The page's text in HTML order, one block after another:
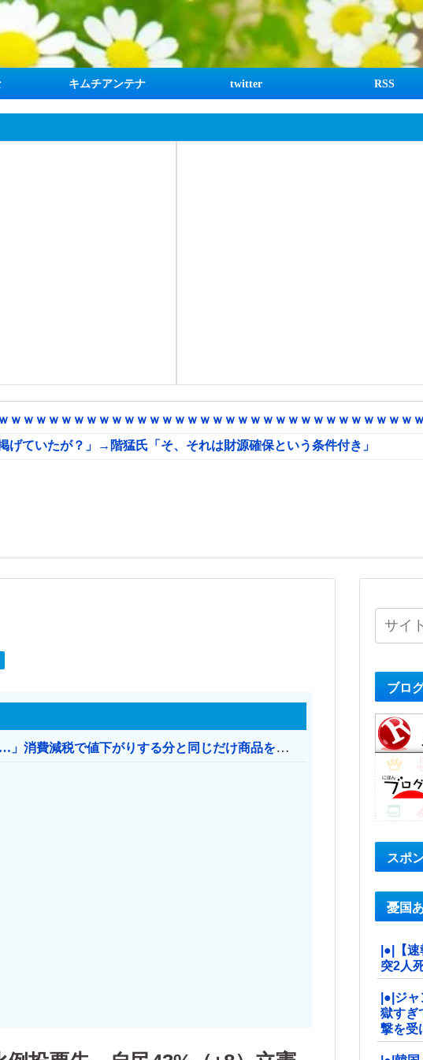
キムチアンテナ twitter RSS
ｗｗｗｗｗｗｗｗｗｗｗｗｗｗｗｗｗｗｗｗｗｗｗｗｗｗｗｗｗｗｗ
ていたが？」→階猛氏「そ、それは財源確保という条件付き」
【消費税率1％】 「下げるのが筋なんですけど…」消費減税で値下がりする分と同じだけ商品を値上げして店頭価格を変えない店も
ブロ
スポ
憂国
|●|【
突2人
|●|ジ
獄すぎ
撃を受